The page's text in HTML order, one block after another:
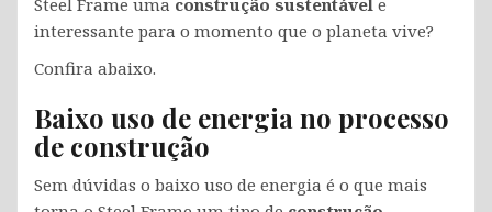
Steel Frame uma construção sustentável e
interessante para o momento que o planeta vive?
Confira abaixo.
Baixo uso de energia no processo
de construção
Sem dúvidas o baixo uso de energia é o que mais